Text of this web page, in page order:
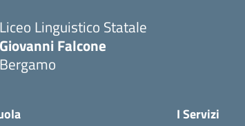
Liceo Linguistico Statale
Giovanni Falcone
Bergamo
I Servizi